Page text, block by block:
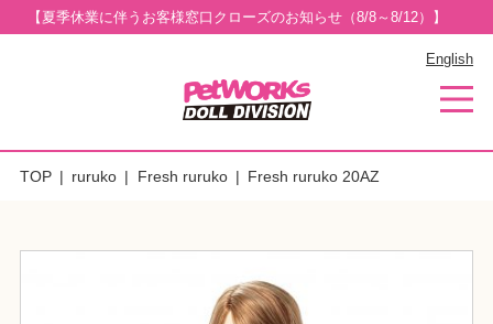
【夏季休業に伴うお客様窓口クローズのお知らせ（8/8～8/12）】
English
TOP ruruko Fresh ruruko Fresh ruruko 20AZ